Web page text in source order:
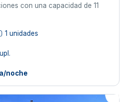
con una capacidad de 11
1 unidades
noche